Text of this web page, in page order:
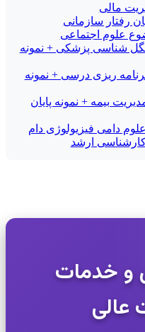
مالی
رفتار سازمانی
علوم اجتماعی
انگل شناسی پزشکی + نمونه
برنامه ریزی درسی + نمونه
بیمه + نمونه پایان
دامی فیزیولوژی دام
ارشد
و خدمات
عالی